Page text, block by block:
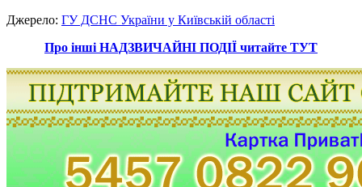
Джерело: ГУ ДСНС України у Київській області
Про інші НАДЗВИЧАЙНІ ПОДІЇ читайте ТУТ